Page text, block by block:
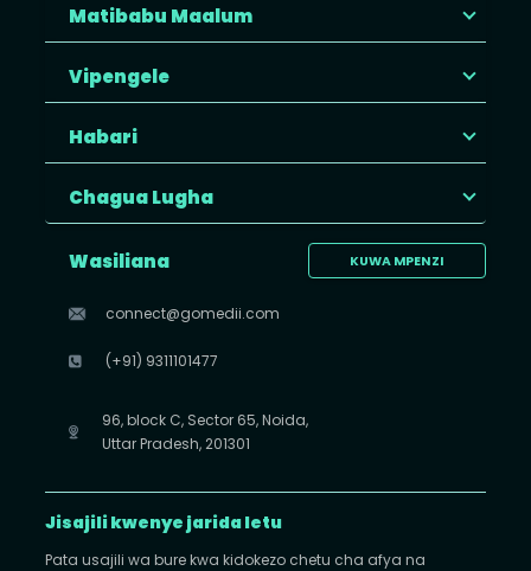
Matibabu Maalum
Vipengele
Habari
Chagua Lugha
KUWA MPENZI
Wasiliana
connect@gomedii.com
(+91) 9311101477
96, block C, Sector 65, Noida,
Uttar Pradesh, 201301
Jisajili kwenye jarida letu
Pata usajili wa bure kwa kidokezo chetu cha afya na